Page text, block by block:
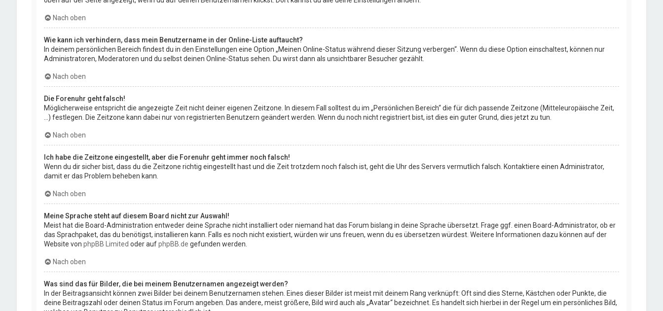
Nach oben
Wie kann ich verhindern, dass mein Benutzername in der Online-Liste auftaucht?
In deinem persönlichen Bereich findest du in den Einstellungen eine Option „Meinen Online-Status während dieser Sitzung verbergen“. Wenn du diese Option einschaltest, können nur
Administratoren, Moderatoren und du selbst deinen Online-Status sehen. Du wirst dann als unsichtbarer Besucher gezählt.
Nach oben
Die Forenuhr geht falsch!
Möglicherweise entspricht die angezeigte Zeit nicht deiner eigenen Zeitzone. In diesem Fall solltest du im „Persönlichen Bereich“ die für dich passende Zeitzone (Mitteleuropäische Zeit,
...) festlegen. Die Zeitzone kann dabei nur von registrierten Benutzern geändert werden. Wenn du noch nicht registriert bist, ist dies ein guter Grund, dies jetzt zu tun.
Nach oben
Ich habe die Zeitzone eingestellt, aber die Forenuhr geht immer noch falsch!
Wenn du dir sicher bist, dass du die Zeitzone richtig eingestellt hast und die Zeit trotzdem noch falsch ist, geht die Uhr des Servers vermutlich falsch. Kontaktiere einen Administrator,
damit er das Problem beheben kann.
Nach oben
Meine Sprache steht auf diesem Board nicht zur Auswahl!
Meist hat die Board-Administration entweder deine Sprache nicht installiert oder niemand hat das Forum bislang in deine Sprache übersetzt. Frage ggf. einen Board-Administrator, ob er
das Sprachpaket, das du benötigst, installieren kann. Falls es noch nicht existiert, würden wir uns freuen, wenn du es übersetzen würdest. Weitere Informationen dazu können auf der
Website von phpBB Limited oder aufphpBB.de gefunden werden.
Nach oben
Was sind das für Bilder, die bei meinem Benutzernamen angezeigt werden?
In der Beitragsansicht können zwei Bilder bei deinem Benutzernamen stehen. Eines dieser Bilder ist meist mit deinem Rang verknüpft: Oft sind dies Sterne, Kästchen oder Punkte, die
deine Beitragszahl oder deinen Status im Forum angeben. Das andere, meist größere, Bild wird auch als „Avatar“ bezeichnet. Es handelt sich hierbei in der Regel um ein persönliches Bild,